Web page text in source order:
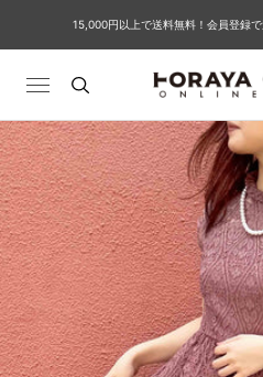
テ
へ
ス
キ
ッ
プ
15,000円以上で送料無料！会員登録
ナ
ゲ
ー
シ
ョ
ン
TORAYACHAIN
ONLINE
SHOP